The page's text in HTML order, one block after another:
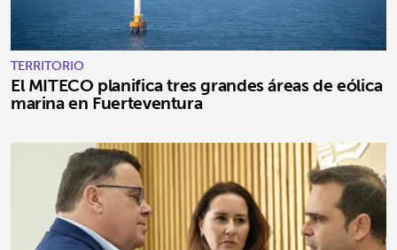
TERRITORIO
El MITECO planifica tres grandes áreas de eólica
marina en Fuerteventura